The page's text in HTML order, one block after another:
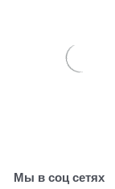
Мы в соц сетях